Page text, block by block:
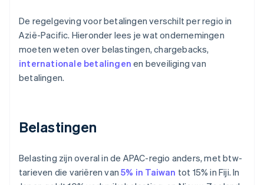
De regelgeving voor betalingen verschilt per regio in
Azië-Pacific. Hieronder lees je wat ondernemingen
moeten weten over belastingen, chargebacks,
internationale betalingen en beveiliging van
betalingen.
Belastingen
Belasting zijn overal in de APAC-regio anders, met btw-
tarieven die variëren van5% in Taiwan tot 15% in Fiji. In